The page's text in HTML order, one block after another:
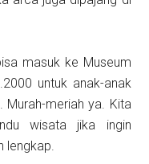
masuk ke Museum
untuk anak-anak
Murah-meriah ya. Kita
wisata jika ingin
lengkap.